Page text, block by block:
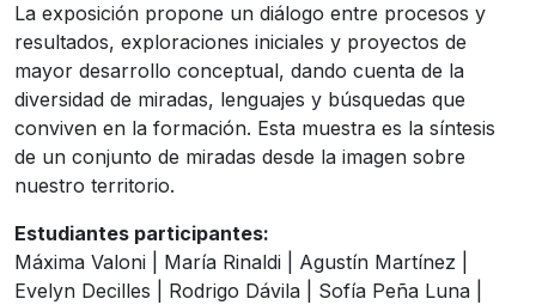
La exposición propone un diálogo entre procesos y
resultados, exploraciones iniciales y proyectos de
mayor desarrollo conceptual, dando cuenta de la
diversidad de miradas, lenguajes y búsquedas que
conviven en la formación. Esta muestra es la síntesis
de un conjunto de miradas desde la imagen sobre
nuestro territorio.
Estudiantes participantes:
Máxima Valoni | María Rinaldi | Agustín Martínez |
Evelyn Decilles | Rodrigo Dávila | Sofía Peña Luna |